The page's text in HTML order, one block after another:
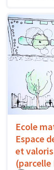
Ecole
Espace
et
(parcelle